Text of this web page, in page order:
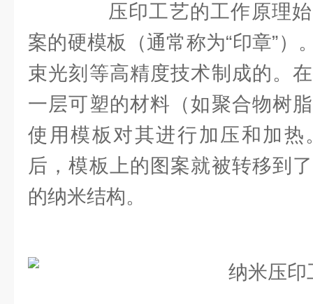
压印工艺的工作原理始
案的硬模板（通常称为“印章”）
束光刻等高精度技术制成的。
一层可塑的材料（如聚合物树
使用模板对其进行加压和加热
后，模板上的图案就被转移到
的纳米结构。